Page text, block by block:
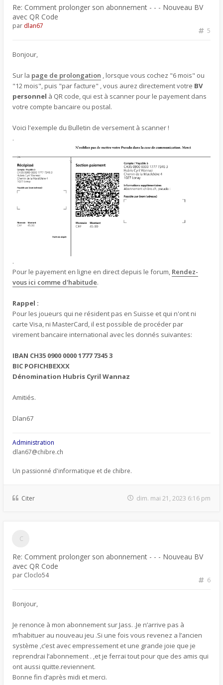
Re: Comment prolonger son abonnement - - - Nouveau BV
avec QR Code
5
par dlan67
Bonjour,
Sur la page de prolongation , lorsque vous cochez "6 mois" ou
"12 mois", puis "par facture" , vous aurez directement votre BV
personnel à QR code, qui est à scanner pour le payement dans
votre compte bancaire ou postal.
Voici l'exemple du Bulletin de versement à scanner !
.
.
Pour le payement en ligne en direct depuis le forum, Rendez-
vous ici comme d'habitude.
Rappel :
Pour les joueurs qui ne résident pas en Suisse et qui n'ont ni
carte Visa, ni MasterCard, il est possible de procéder par
virement bancaire international avec les donnés suivantes:
IBAN CH35 0900 0000 1777 7345 3
BIC POFICHBEXXX
Dénomination Hubris Cyril Wannaz
Amitiés.
Dlan67
Administration
dlan67@chibre.ch
Un passionné d'informatique et de chibre.
Citer dim. mai 21, 2023 6:16 pm
Re: Comment prolonger son abonnement - - - Nouveau BV
avec QR Code
6
par Cloclo54
Bonjour,
Je renonce à mon abonnement sur Jass. .Je n’arrive pas à
m’habituer au nouveau jeu .Si une fois vous revenez a l’ancien
système ,c’est avec empressement et une grande joie que je
reprendrai l’abonnement . ,et je ferrai tout pour que des amis qui
ont aussi quitte.reviennent.
Bonne fin d’après midi et merci.